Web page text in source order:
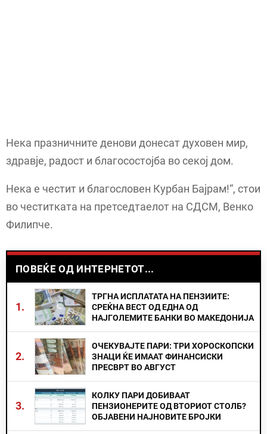
Нека празничните денови донесат духовен мир,
здравје, радост и благосостојба во секој дом.
Нека е честит и благословен Курбан Бајрам!“, стои
во честитката на претседтаелот на СДСМ, Венко
Филипче.
ПОВЕЌЕ ОД ИНТЕРНЕТОТ...
1.
ТРГНА ИСПЛАТАТА НА ПЕНЗИИТЕ:
СРЕЌНА ВЕСТ ОД ЕДНА ОД
НАЈГОЛЕМИТЕ БАНКИ ВО МАКЕДОНИЈА
2.
ОЧЕКУВАЈТЕ ПАРИ: ТРИ ХОРОСКОПСКИ
ЗНАЦИ ЌЕ ИМААТ ФИНАНСИСКИ
ПРЕСВРТ ВО АВГУСТ
3.
КОЛКУ ПАРИ ДОБИВААТ
ПЕНЗИОНЕРИТЕ ОД ВТОРИОТ СТОЛБ?
ОБЈАВЕНИ НАЈНОВИТЕ БРОЈКИ